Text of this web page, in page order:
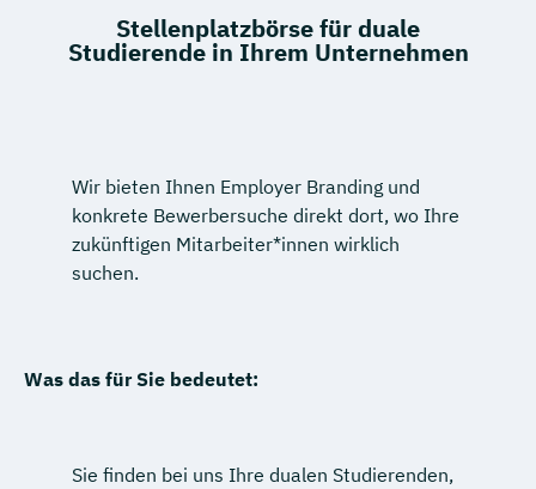
Stellenplatzbörse für duale
Studierende in Ihrem Unternehmen
Wir bieten Ihnen Employer Branding und
konkrete Bewerbersuche direkt dort, wo Ihre
zukünftigen Mitarbeiter*innen wirklich
suchen.
Was das für Sie bedeutet:
Sie finden bei uns Ihre dualen Studierenden,